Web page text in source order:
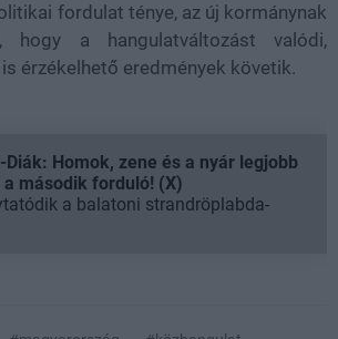
fordulat ténye, az új kormánynak
hogy a hangulatváltozást valódi,
érzékelhető eredmények követik.
Diák: Homok, zene és a nyár legjobb
második forduló! (X)
a balatoni strandröplabda-